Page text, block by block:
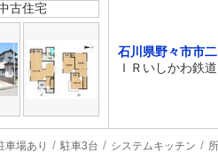
古住宅
石川県野々市市
ＩＲいしかわ鉄
車場あり 駐車3台 システムキッチン